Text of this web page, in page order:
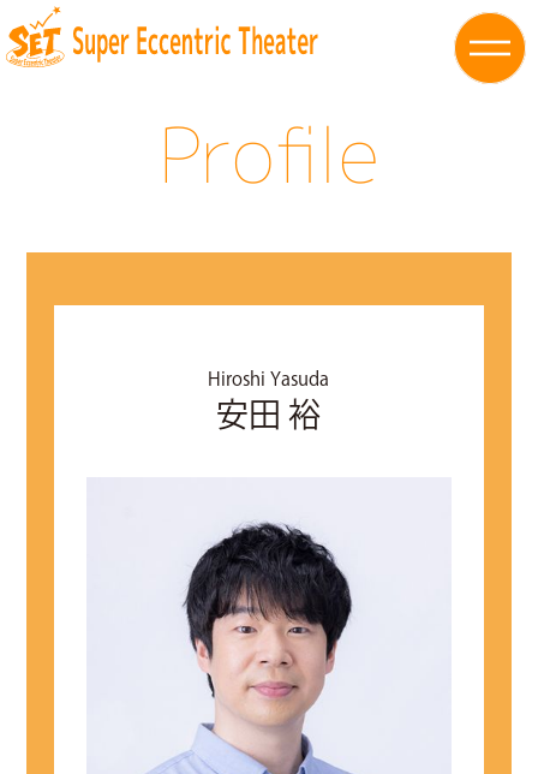
Profile
Hiroshi Yasuda
安田 裕